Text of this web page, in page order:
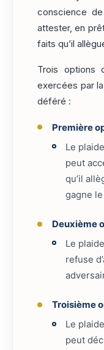
conscience
attester, en
faits qu’il
Trois options
exercées par
déféré :
Première
Le
peut
qu’il
gagne
Deuxième
Le
refuse
Troisième
Le
peut